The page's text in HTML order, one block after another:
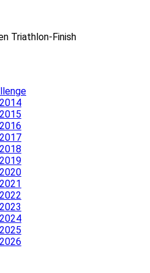
Triathlon-Finish